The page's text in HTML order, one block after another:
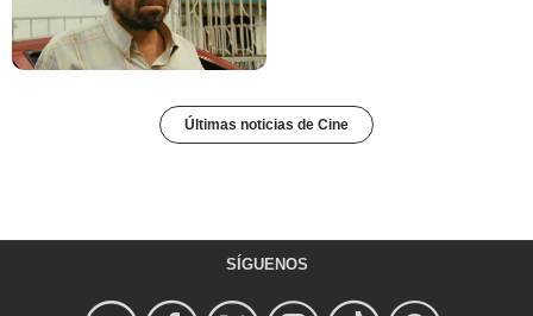
Últimas noticias de Cine
SÍGUENOS